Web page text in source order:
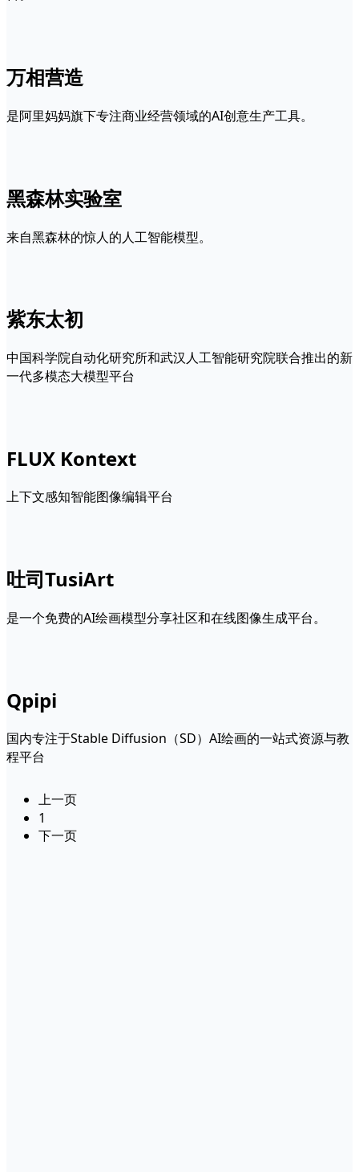
万相营造
是阿里妈妈旗下专注商业经营领域的AI创意生产工具。
黑森林实验室
来自黑森林的惊人的人工智能模型。
紫东太初
中国科学院自动化研究所和武汉人工智能研究院联合推出的新
一代多模态大模型平台
FLUX Kontext
上下文感知智能图像编辑平台
吐司TusiArt
是一个免费的AI绘画模型分享社区和在线图像生成平台。
Qpipi
国内专注于Stable Diffusion（SD）AI绘画的一站式资源与教
程平台
上一页
1
下一页